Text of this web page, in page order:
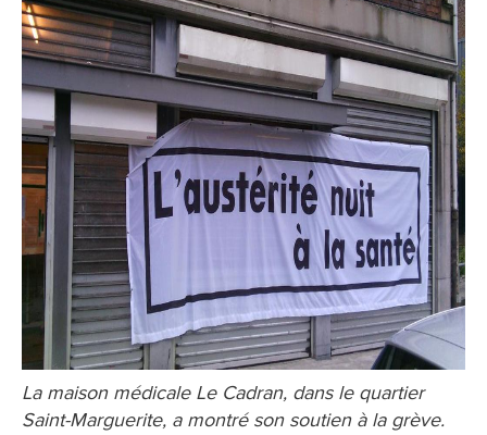
La maison médicale Le Cadran, dans le quartier
Saint-Marguerite, a montré son soutien à la grève.